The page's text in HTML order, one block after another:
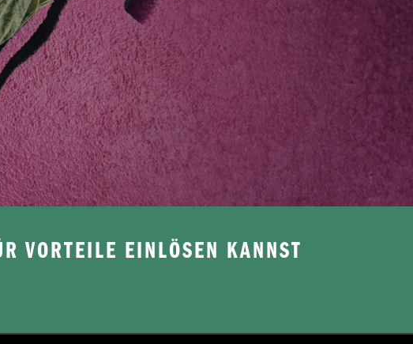
VORTEILE EINLÖSEN KANNST